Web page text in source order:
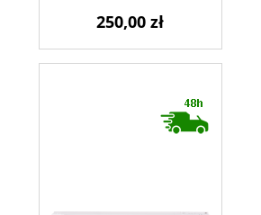
250,00 zł